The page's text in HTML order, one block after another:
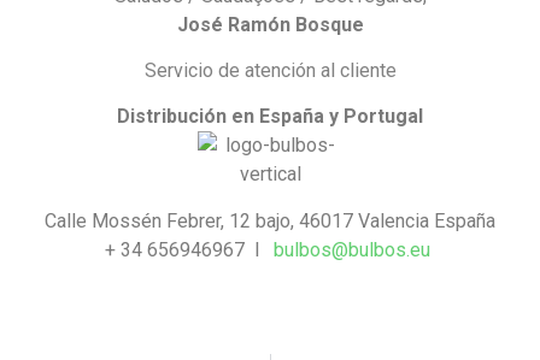
José Ramón Bosque
Servicio de atención al cliente
Distribución en España y Portugal
Calle Mossén Febrer, 12 bajo, 46017 Valencia España
+ 34 656946967 l bulbos@bulbos.eu